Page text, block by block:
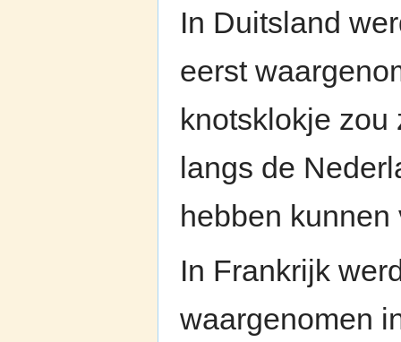
In Duitsland
eerst
knotsklokje
langs de
hebben
In Frankrijk
waargenomen